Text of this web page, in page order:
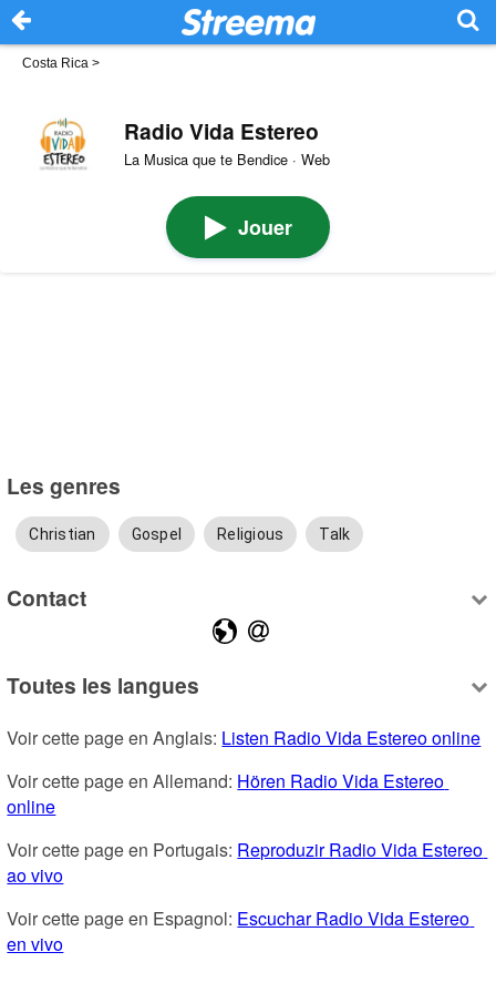
Costa Rica >
Radio Vida Estereo
La Musica que te Bendice · Web
Jouer
Les genres
Christian Gospel Religious Talk
Contact
Toutes les langues
Voir cette page en Anglais: Listen Radio Vida Estereo online
Voir cette page en Allemand: Hören Radio Vida Estereo
online
Voir cette page en Portugais: Reproduzir Radio Vida Estereo
ao vivo
Voir cette page en Espagnol: Escuchar Radio Vida Estereo
en vivo